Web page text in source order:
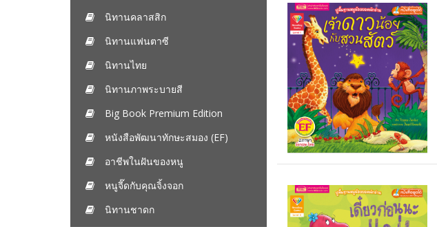
นิทานคลาสสิก
นิทานแฟนตาซี
นิทานไทย
นิทานภาพระบายสี
Big Book Premium Edition
หนังสือพัฒนาทักษะสมอง (EF)
อาชีพในฝันของหนู
หนูจี๊ดกับคุณจิ้งจอก
นิทานชาดก